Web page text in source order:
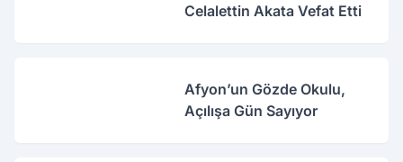
Celalettin Akata Vefat Etti
Afyon’un Gözde Okulu,
Açılışa Gün Sayıyor